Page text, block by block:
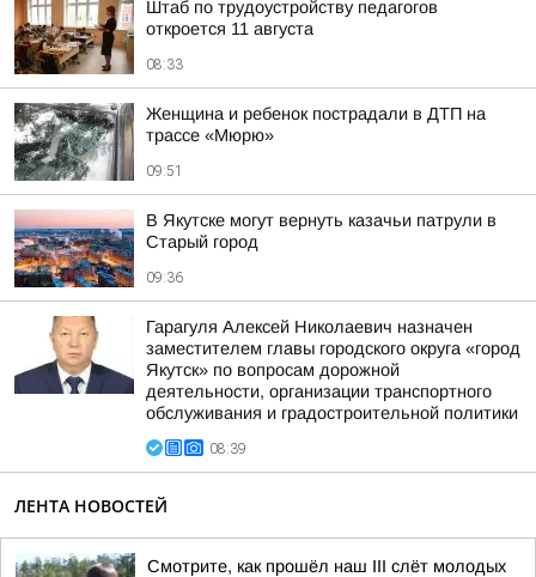
Штаб по трудоустройству педагогов
откроется 11 августа
08:33
Женщина и ребенок пострадали в ДТП на
трассе «Мюрю»
09:51
В Якутске могут вернуть казачьи патрули в
Старый город
09:36
Гарагуля Алексей Николаевич назначен
заместителем главы городского округа «город
Якутск» по вопросам дорожной
деятельности, организации транспортного
обслуживания и градостроительной политики
08:39
ЛЕНТА НОВОСТЕЙ
Смотрите, как прошёл наш III слёт молодых